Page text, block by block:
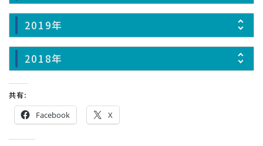
2019年
2018年
共有:
Facebook X